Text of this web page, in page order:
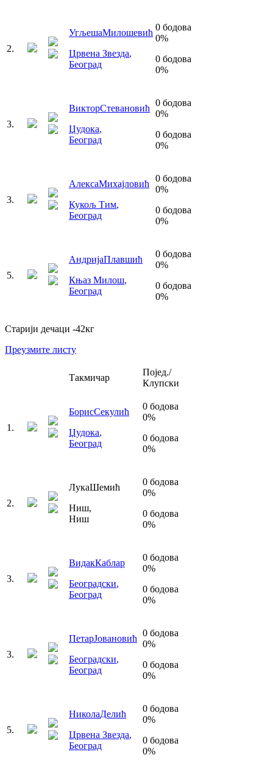
2.
УгљешаМилошевић
Црвена Звезда,
Београд
0 бодова
0%
0 бодова
0%
3.
ВикторСтевановић
Џудока,
Београд
0 бодова
0%
0 бодова
0%
3.
АлексаМихајловић
Кукољ Тим,
Београд
0 бодова
0%
0 бодова
0%
5.
АндријаПлавшић
Књаз Милош,
Београд
0 бодова
0%
0 бодова
0%
Старији дечаци -42кг
Преузмите листу
Такмичар
Појед./
Клупски
1 .
БорисСекулић
Џудока,
Београд
0 бодова
0%
0 бодова
0%
2.
ЛукаШемић
Ниш,
Ниш
0 бодова
0%
0 бодова
0%
3.
ВидакКаблар
Београдски,
Београд
0 бодова
0%
0 бодова
0%
3.
ПетарЈовановић
Београдски,
Београд
0 бодова
0%
0 бодова
0%
5.
НиколаДелић
Црвена Звезда,
Београд
0 бодова
0%
0 бодова
0%